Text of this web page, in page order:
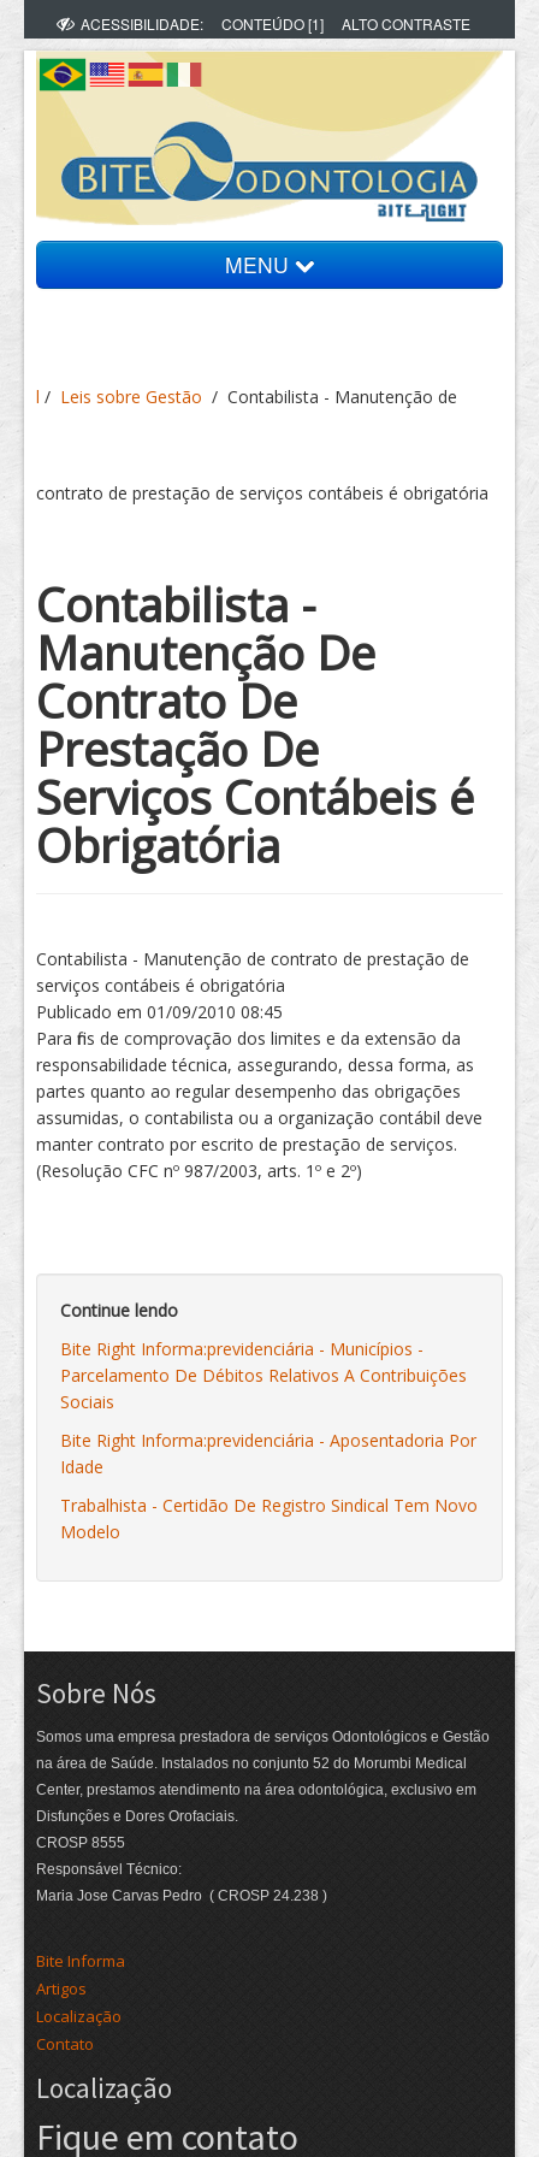
ACESSIBILIDADE: CONTEÚDO [1] ALTO CONTRASTE
MENU
Vídeos
l / Leis sobre Gestão / Contabilista - Manutenção de
contrato de prestação de serviços contábeis é obrigatória
Contabilista -
Manutenção De
Contrato De
Prestação De
Serviços Contábeis é
Obrigatória
Contabilista - Manutenção de contrato de prestação de
serviços contábeis é obrigatória
Publicado em 01/09/2010 08:45
Para fins de comprovação dos limites e da extensão da
responsabilidade técnica, assegurando, dessa forma, as
partes quanto ao regular desempenho das obrigações
assumidas, o contabilista ou a organização contábil deve
manter contrato por escrito de prestação de serviços.
(Resolução CFC nº 987/2003, arts. 1º e 2º)
Continue lendo
Bite Right Informa:previdenciária - Municípios -
Parcelamento De Débitos Relativos A Contribuições
Sociais
Bite Right Informa:previdenciária - Aposentadoria Por
Idade
Trabalhista - Certidão De Registro Sindical Tem Novo
Modelo
Sobre Nós
Somos uma empresa prestadora de serviços Odontológicos e Gestão
na área de Saúde. Instalados no conjunto 52 do Morumbi Medical
Center, prestamos atendimento na área odontológica, exclusivo em
Disfunções e Dores Orofaciais.
CROSP 8555
Responsável Técnico:
Maria Jose Carvas Pedro ( CROSP 24.238 )
Bite Informa
Artigos
Localização
Contato
Localização
Fique em contato